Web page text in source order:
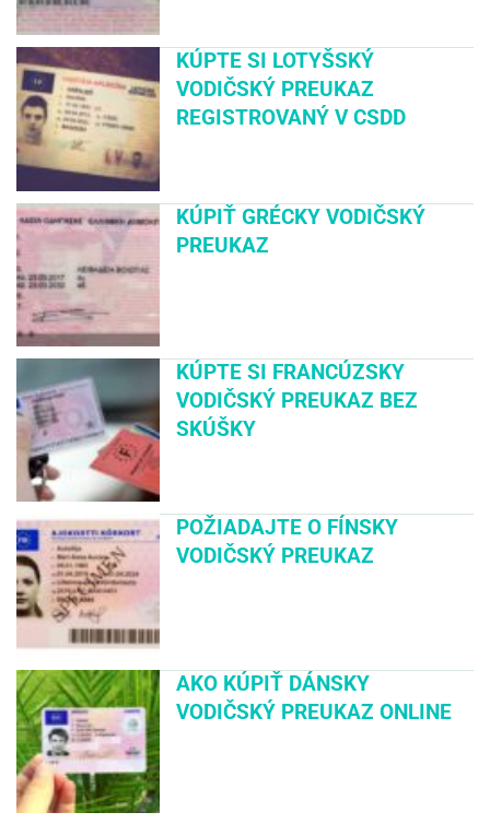
KÚPTE SI LOTYŠSKÝ
VODIČSKÝ PREUKAZ
REGISTROVANÝ V CSDD
KÚPIŤ GRÉCKY VODIČSKÝ
PREUKAZ
KÚPTE SI FRANCÚZSKY
VODIČSKÝ PREUKAZ BEZ
SKÚŠKY
POŽIADAJTE O FÍNSKY
VODIČSKÝ PREUKAZ
AKO KÚPIŤ DÁNSKY
VODIČSKÝ PREUKAZ ONLINE